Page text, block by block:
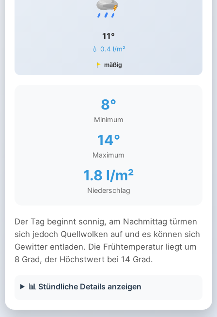
11°
💧 0.4 l/m²
mäßig
8°
Minimum
14°
Maximum
1.8 l/m²
Niederschlag
Der Tag beginnt sonnig, am Nachmittag türmen
sich jedoch Quellwolken auf und es können sich
Gewitter entladen. Die Frühtemperatur liegt um
8 Grad, der Höchstwert bei 14 Grad.
📊 Stündliche Details anzeigen